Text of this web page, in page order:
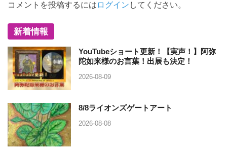
コメントを投稿するには ログイン してください。
新着情報
YouTubeショート更新！【実声！】阿弥
陀如来様のお言葉！出展も決定！
2026-08-09
8/8ライオンズゲートアート
2026-08-08